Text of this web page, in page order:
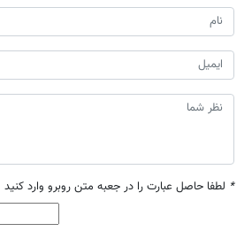
* لطفا حاصل عبارت را در جعبه متن روبرو وارد کنید